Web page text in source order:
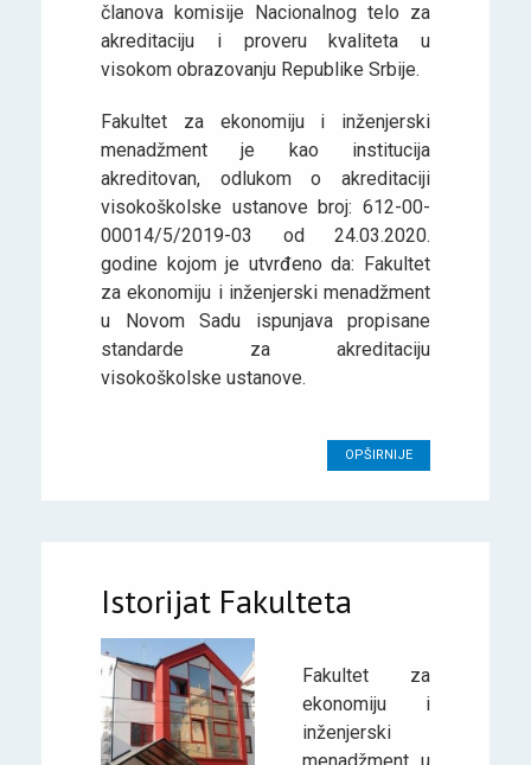
članova komisije Nacionalnog telo za
akreditaciju i proveru kvaliteta u
visokom obrazovanju Republike Srbije.
Fakultet za ekonomiju i inženjerski
menadžment je kao institucija
akreditovan, odlukom o akreditaciji
visokoškolske ustanove broj: 612-00-
00014/5/2019-03 od 24.03.2020.
godine kojom je utvrđeno da: Fakultet
za ekonomiju i inženjerski menadžment
u Novom Sadu ispunjava propisane
standarde za akreditaciju
visokoškolske ustanove.
OPŠIRNIJE
Istorijat Fakulteta
Fakultet za
ekonomiju i
inženjerski